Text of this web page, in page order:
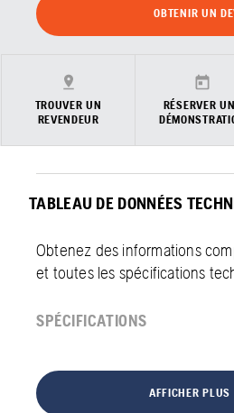
OBTENIR UN
TROUVER UN
REVENDEUR
RÉSERVER
TABLEAU DE DONNÉES
Obtenez des informations
et toutes les spécifications
SPÉCIFICATIONS
AFFICHER PLUS